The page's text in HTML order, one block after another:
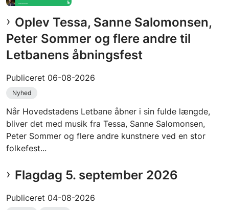
Oplev Tessa, Sanne Salomonsen,
Peter Sommer og flere andre til
Letbanens åbningsfest
Publiceret 06-08-2026
Nyhed
Når Hovedstadens Letbane åbner i sin fulde længde,
bliver det med musik fra Tessa, Sanne Salomonsen,
Peter Sommer og flere andre kunstnere ved en stor
folkefest...
Flagdag 5. september 2026
Publiceret 04-08-2026